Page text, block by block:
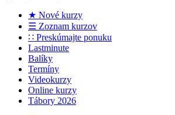
★ Nové kurzy
☰ Zoznam kurzov
∷ Preskúmajte ponuku
Lastminute
Balíky
Termíny
Videokurzy
Online kurzy
Tábory 2026